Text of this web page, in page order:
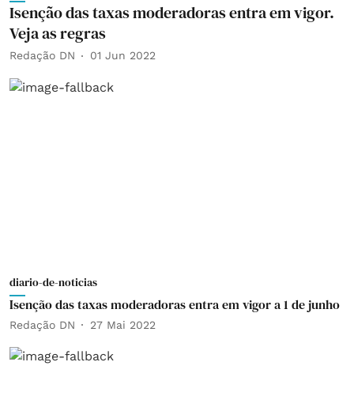
Isenção das taxas moderadoras entra em vigor.
Veja as regras
Redação DN 01 Jun 2022
diario-de-noticias
Isenção das taxas moderadoras entra em vigor a 1 de junho
Redação DN 27 Mai 2022